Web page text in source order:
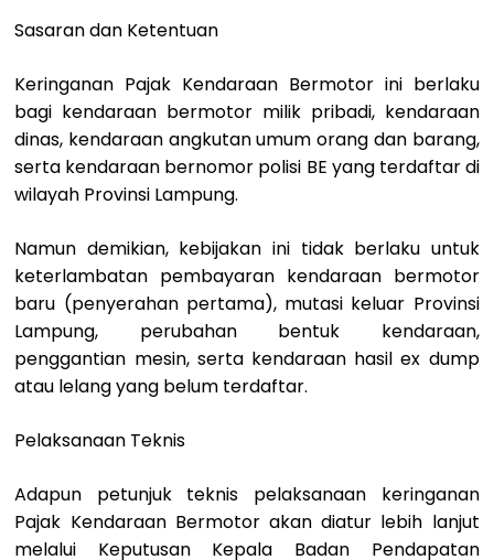
Sasaran dan Ketentuan
Keringanan Pajak Kendaraan Bermotor ini berlaku
bagi kendaraan bermotor milik pribadi, kendaraan
dinas, kendaraan angkutan umum orang dan barang,
serta kendaraan bernomor polisi BE yang terdaftar di
wilayah Provinsi Lampung.
Namun demikian, kebijakan ini tidak berlaku untuk
keterlambatan pembayaran kendaraan bermotor
baru (penyerahan pertama), mutasi keluar Provinsi
Lampung, perubahan bentuk kendaraan,
penggantian mesin, serta kendaraan hasil ex dump
atau lelang yang belum terdaftar.
Pelaksanaan Teknis
Adapun petunjuk teknis pelaksanaan keringanan
Pajak Kendaraan Bermotor akan diatur lebih lanjut
melalui Keputusan Kepala Badan Pendapatan